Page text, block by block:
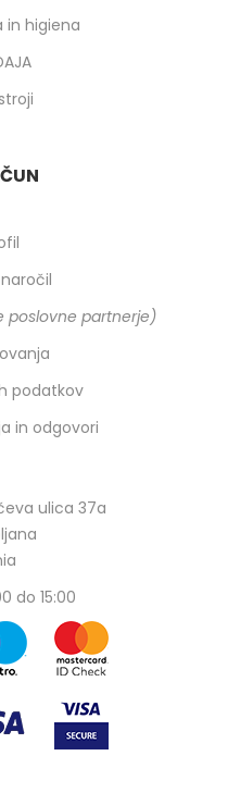
in higiena
poslovne partnerje)
podatkov
in odgovori
ulica 37a
do 15:00